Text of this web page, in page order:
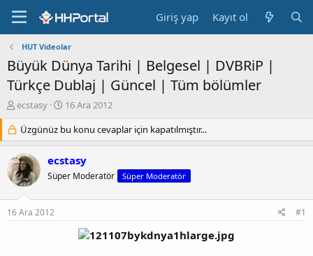
Giriş yap Kayıt ol
HUT Videolar
Büyük Dünya Tarihi | Belgesel | DVBRiP |
Türkçe Dublaj | Güncel | Tüm bölümler
K
n
b
u
y
u
ş
ecstasy
B
ş
l
a
n
g
16 Ara 2012
Üzgünüz bu konu cevaplar için kapatılmıştır...
ecstasy
Süper Moderatör Süper Moderatör
16 Ara 2012 #1